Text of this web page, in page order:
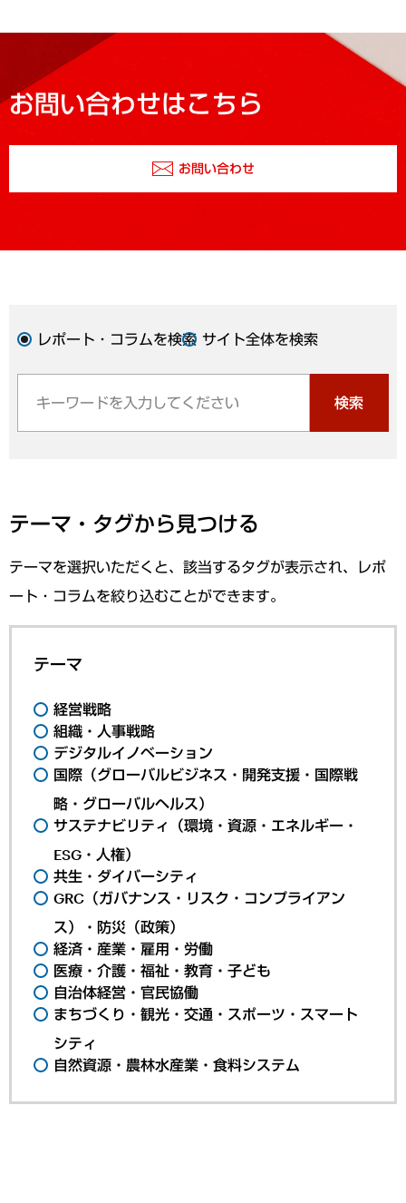
お問い合わせはこちら
お問い合わせ
レポート・コラムを検索 サイト全体を検索
検索
テーマ・タグから見つける
テーマを選択いただくと、該当するタグが表示され、レポ
ート・コラムを絞り込むことができます。
テーマ
経営戦略
組織・人事戦略
デジタルイノベーション
国際（グローバルビジネス・開発支援・国際戦
略・グローバルヘルス）
サステナビリティ（環境・資源・エネルギー・
ESG・人権）
共生・ダイバーシティ
GRC（ガバナンス・リスク・コンプライアン
ス）・防災（政策）
経済・産業・雇用・労働
医療・介護・福祉・教育・子ども
自治体経営・官民協働
まちづくり・観光・交通・スポーツ・スマート
シティ
自然資源・農林水産業・食料システム